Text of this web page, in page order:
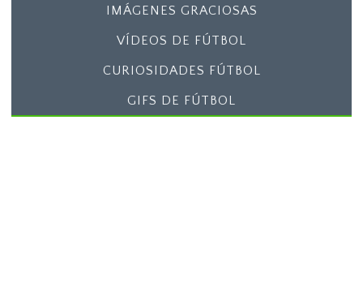
IMÁGENES GRACIOSAS
VÍDEOS DE FÚTBOL
CURIOSIDADES FÚTBOL
GIFS DE FÚTBOL